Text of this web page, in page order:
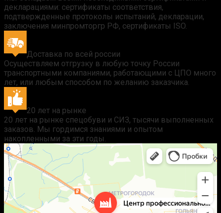
декларациями: сертификаты соответствия,
подтвержденные протоколы испытаний, декларации,
заключения минпромторгр РФ, сертификаты ISO.
Доставка по всей россии
Осуществляем отгрузку в любую точку России
транспортными компаниями, работающими с ЦПО много
лет, или любым способом по желанию заказчика.
20 лет на рынке
20 лет на рынке спецобуви и СИЗ, тысячи выполненных
заказов. Мы гордимся знаниями и опытом
накопленными за эти годы.